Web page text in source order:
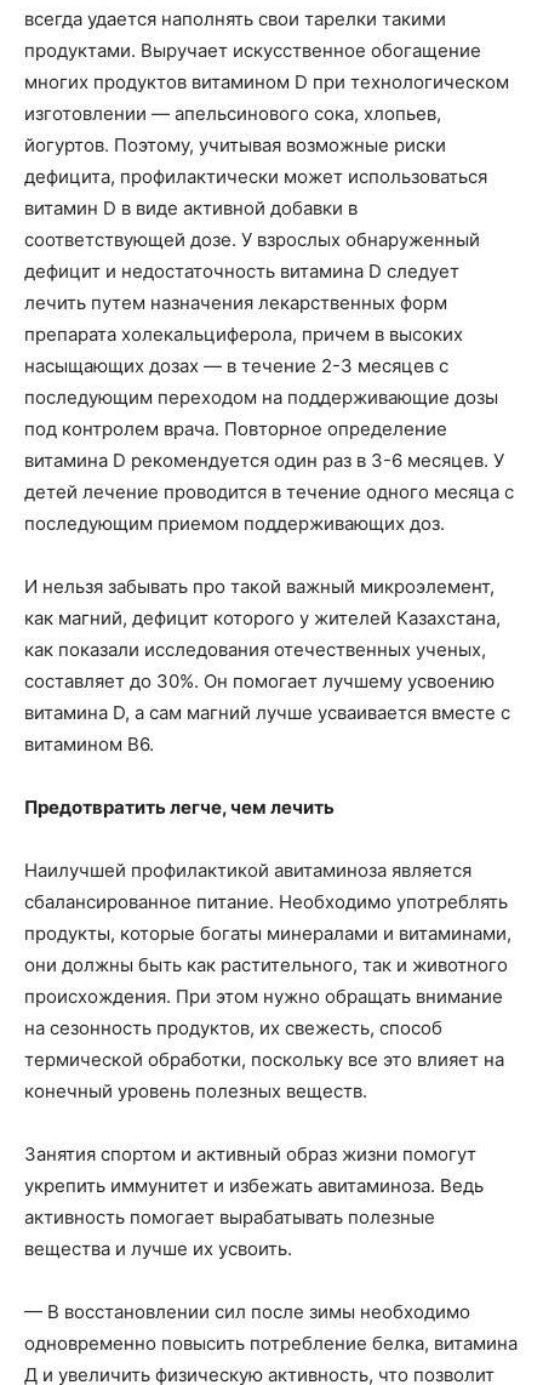
всегда удается наполнять свои тарелки такими
продуктами. Выручает искусственное обогащение
многих продуктов витамином D при технологическом
изготовлении — апельсинового сока, хлопьев,
йогуртов. Поэтому, учитывая возможные риски
дефицита, профилактически может использоваться
витамин D в виде активной добавки в
соответствующей дозе. У взрослых обнаруженный
дефицит и недостаточность витамина D следует
лечить путем назначения лекарственных форм
препарата холекальциферола, причем в высоких
насыщающих дозах — в течение 2-3 месяцев с
последующим переходом на поддерживающие дозы
под контролем врача. Повторное определение
витамина D рекомендуется один раз в 3-6 месяцев. У
детей лечение проводится в течение одного месяца с
последующим приемом поддерживающих доз.
И нельзя забывать про такой важный микроэлемент,
как магний, дефицит которого у жителей Казахстана,
как показали исследования отечественных ученых,
составляет до 30%. Он помогает лучшему усвоению
витамина D, а сам магний лучше усваивается вместе с
витамином В6.
Предотвратить легче, чем лечить
Наилучшей профилактикой авитаминоза является
сбалансированное питание. Необходимо употреблять
продукты, которые богаты минералами и витаминами,
они должны быть как растительного, так и животного
происхождения. При этом нужно обращать внимание
на сезонность продуктов, их свежесть, способ
термической обработки, поскольку все это влияет на
конечный уровень полезных веществ.
Занятия спортом и активный образ жизни помогут
укрепить иммунитет и избежать авитаминоза. Ведь
активность помогает вырабатывать полезные
вещества и лучше их усвоить.
— В восстановлении сил после зимы необходимо
одновременно повысить потребление белка, витамина
Д и увеличить физическую активность, что позволит